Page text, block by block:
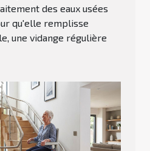
des eaux usées
qu'elle remplisse
une vidange régulière